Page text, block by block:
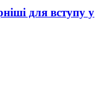
для вступу у